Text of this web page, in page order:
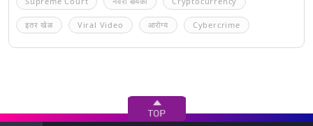
इतर खेळ Viral Video आरोग्य Cybercrime